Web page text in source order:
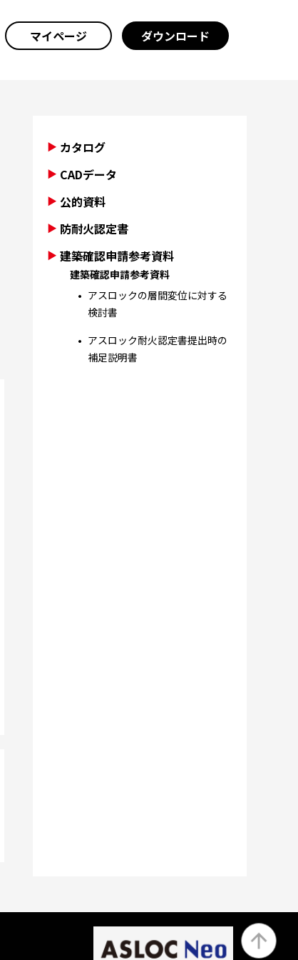
マイページ ダウンロード
カタログ
CADデータ
公的資料
防耐火認定書
建築確認申請参考資料
建築確認申請参考資料
アスロックの層間変位に対する
検討書
アスロック耐火認定書提出時の
補足説明書